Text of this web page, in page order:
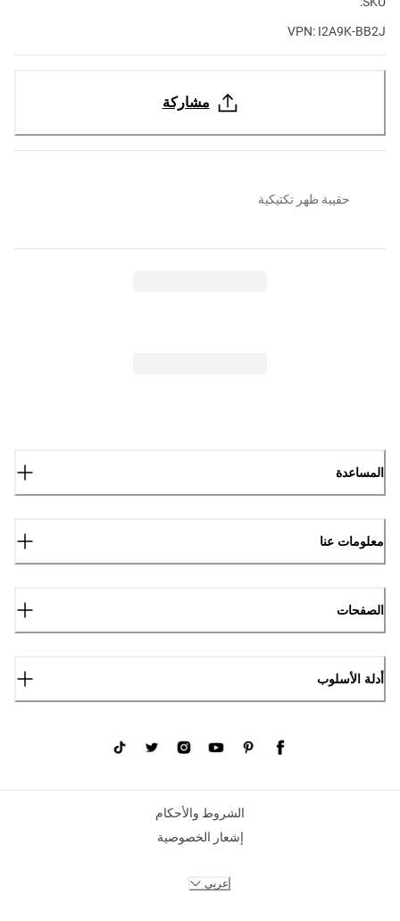
VPN: I2A9K-BB2J
مشاركة
حقيبة ظهر تكتيكية
المساعدة
معلومات عنا
الصفحات
أدلة الأسلوب
الشروط والأحكام
إشعار الخصوصية
عربي